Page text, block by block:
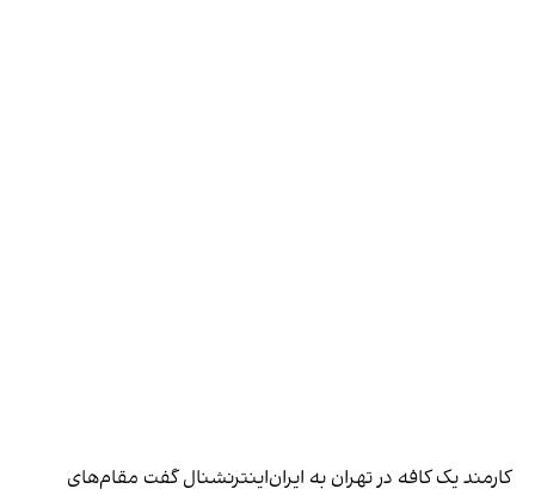
کارمند یک کافه در تهران به ایران‌اینترنشنال گفت مقام‌های